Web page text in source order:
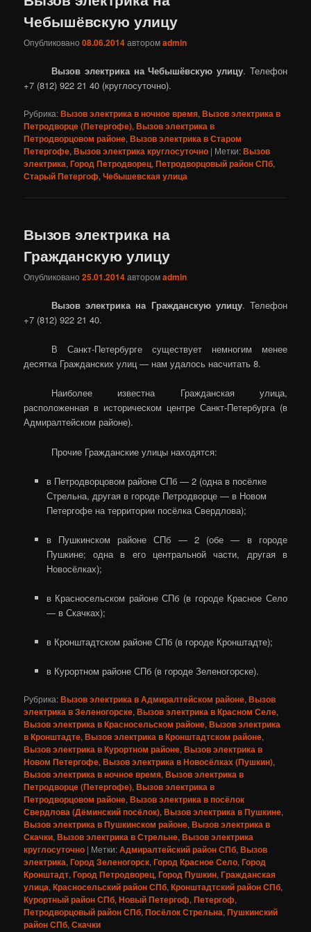
Чебышёвскую улицу
Опубликовано08.06.2014авторомadmin
Вызов электрика на Чебышёвскую улицу. Телефон
+7 (812) 922 21 40 (круглосуточно).
Рубрика:Вызов электрика в ночное время,Вызов электрика в
Петродворце (Петергофе),Вызов электрика в
Петродворцовом районе,Вызов электрика в Старом
Петергофе,Вызов электрика круглосуточно | Метки:Вызов
электрика,Город Петродворец,Петродворцовый район СПб,
Старый Петергоф,Чебышевская улица
Вызов электрика на
Гражданскую улицу
Опубликовано25.01.2014авторомadmin
Вызов электрика на Гражданскую улицу. Телефон
+7 (812) 922 21 40.
В Санкт-Петербурге существует немногим менее
десятка Гражданских улиц — нам удалось насчитать 8.
Наиболее известна Гражданская улица,
расположенная в историческом центре Санкт-Петербурга (в
Адмиралтейском районе).
Прочие Гражданские улицы находятся:
в Петродворцовом районе СПб — 2 (одна в посёлке
Стрельна, другая в городе Петродворце — в Новом
Петергофе на территории посёлка Свердлова);
в Пушкинском районе СПб — 2 (обе — в городе
Пушкине; одна в его центральной части, другая в
Новосёлках);
в Красносельском районе СПб (в городе Красное Село
— в Скачках);
в Кронштадтском районе СПб (в городе Кронштадте);
в Курортном районе СПб (в городе Зеленогорске).
Рубрика:Вызов электрика в Адмиралтейском районе,Вызов
электрика в Зеленогорске,Вызов электрика в Красном Селе,
Вызов электрика в Красносельском районе,Вызов электрика
в Кронштадте,Вызов электрика в Кронштадтском районе,
Вызов электрика в Курортном районе,Вызов электрика в
Новом Петергофе,Вызов электрика в Новосёлках (Пушкин),
Вызов электрика в ночное время,Вызов электрика в
Петродворце (Петергофе),Вызов электрика в
Петродворцовом районе,Вызов электрика в посёлок
Свердлова (Дёминский посёлок),Вызов электрика в Пушкине,
Вызов электрика в Пушкинском районе,Вызов электрика в
Скачки,Вызов электрика в Стрельне,Вызов электрика
круглосуточно | Метки:Адмиралтейский район СПб,Вызов
электрика,Город Зеленогорск,Город Красное Село,Город
Кронштадт,Город Петродворец,Город Пушкин,Гражданская
улица,Красносельский район СПб,Кронштадтский район СПб,
Курортный район СПб,Новый Петергоф,Петергоф,
Петродворцовый район СПб,Посёлок Стрельна,Пушкинский
район СПб,Скачки